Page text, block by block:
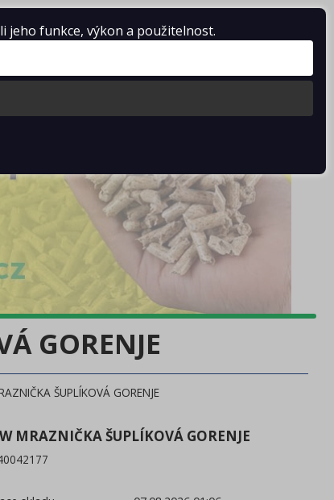
Košík je prázdný
GORENJE
ŠUPLÍKOVÁ GORENJE
MRAZNIČKA ŠUPLÍKOVÁ GORENJE
jeho funkce, výkon a použitelnost.